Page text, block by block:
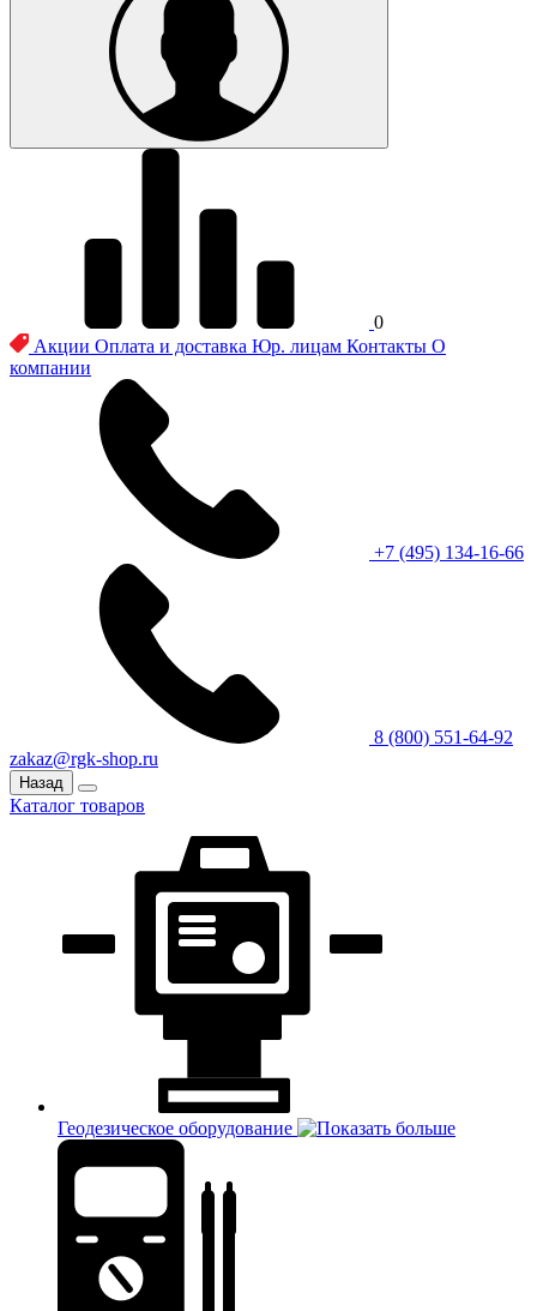
0
Акции Оплата и доставка Юр. лицам Контакты О
компании
+7 (495) 134-16-66
8 (800) 551-64-92
zakaz@rgk-shop.ru
Назад
Каталог товаров
Геодезическое оборудование